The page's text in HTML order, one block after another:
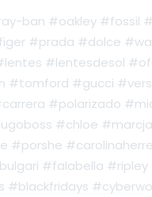
ban #oakley #fossil
#prada #dolce
#lentesdesol
#tomford #gucci
#polarizado
#chloe
#porshe
#falabella
#blackfridays